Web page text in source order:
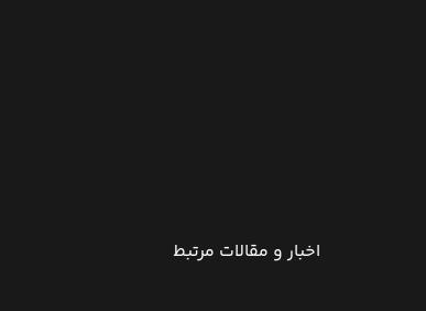
اخبار و مقالات مرتبط